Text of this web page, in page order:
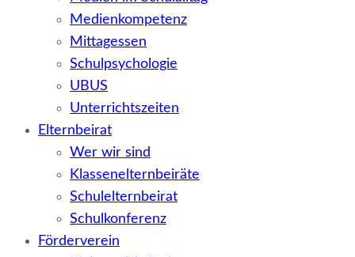
Medienkompetenz
Mittagessen
Schulpsychologie
UBUS
Unterrichtszeiten
Elternbeirat
Wer wir sind
Klassenelternbeiräte
Schulelternbeirat
Schulkonferenz
Förderverein